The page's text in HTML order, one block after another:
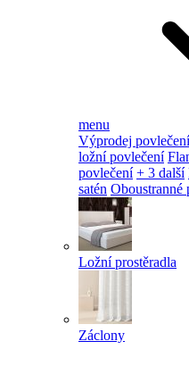
menu
Výprodej povlečení
ložní povlečení
povlečení + 3 další
satén Oboustranné
Ložní prostěradla
Záclony